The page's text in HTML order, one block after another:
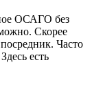
ОСАГО без
Скорее
Часто
есть